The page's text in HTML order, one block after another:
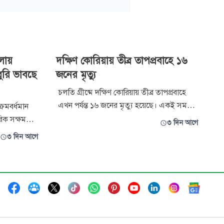
ভাবছে
সক্ষমতা
মন্তব্য
‘আগের
৩ দিন আগে
দক্ষিণ কোরিয়ায় তীব্র তাপপ্রবাহে ১৬
জনের মৃত্যু
চলতি গ্রীষ্মে দক্ষিণ কোরিয়ায় তীব্র তাপপ্রবাহে
এখন পর্যন্ত ১৬ জনের মৃত্যু হয়েছে। একই সময়ে
অতিরিক্ত গরমে অসুস্থ হয়েছে ২ হাজারেরও বেশি
২৫ জন মা
৩ দিন আগে